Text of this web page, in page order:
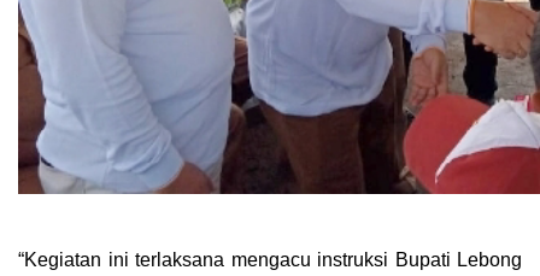
“Kegiatan ini terlaksana mengacu instruksi Bupati Lebong